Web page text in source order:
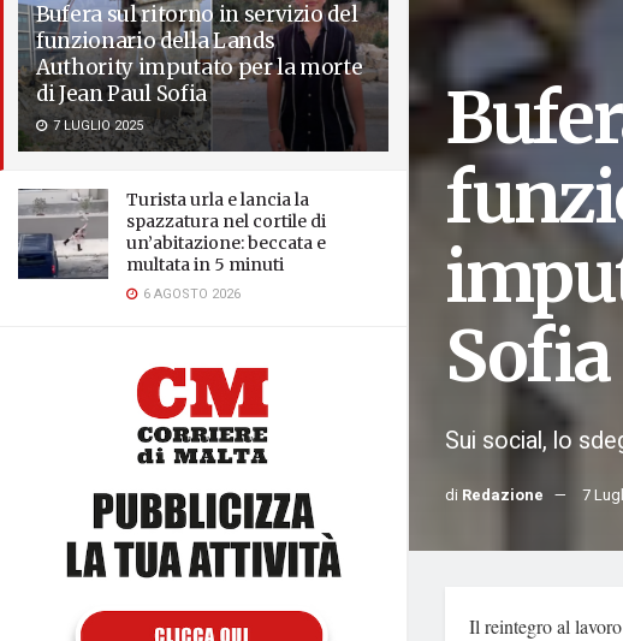
Bufera sul ritorno in servizio del
funzionario della Lands
Authority imputato per la morte
di Jean Paul Sofia
7 LUGLIO 2025
Turista urla e lancia la
spazzatura nel cortile di
un’abitazione: beccata e
multata in 5 minuti
6 AGOSTO 2026
Sofia
Sui social, lo
di Redazione 7
Il reintegro al